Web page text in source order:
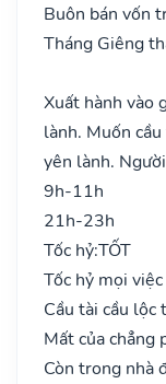
Buôn bán vốn
Tháng Giêng
Xuất hành vào
lành. Muốn
yên lành.
9h-11h
21h-23h
Tốc hỷ:TỐT
Tốc hỷ mọi
Cầu tài cầu lộc
Mất của chẳng
Còn trong nhà